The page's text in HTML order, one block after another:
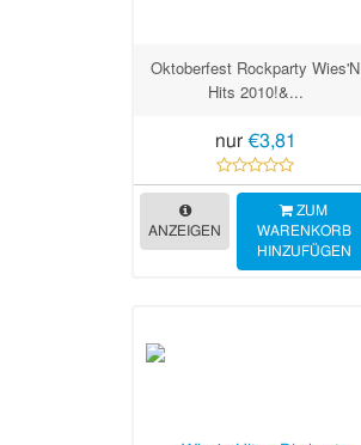
Oktoberfest Rockparty Wies'N
Hits 2010!&...
nur €3,81
ANZEIGEN
ZUM
WARENKORB
HINZUFÜGEN